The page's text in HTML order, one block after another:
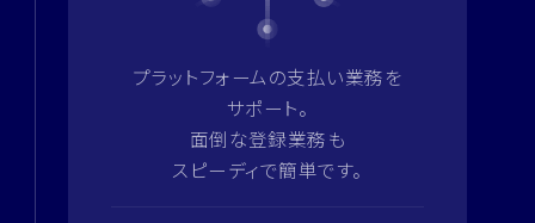
プラットフォームの支払い業務を
サポート。
面倒な登録業務も
スピーディで簡単です。